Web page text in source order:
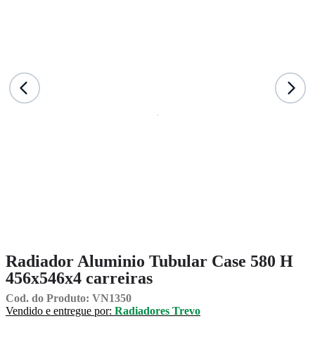
Radiador Aluminio Tubular Case 580 H
456x546x4 carreiras
Cod. do Produto: VN1350
Vendido e entregue por: Radiadores Trevo